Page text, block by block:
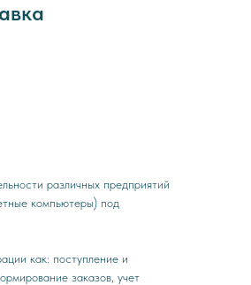
различных предприятий
компьютеры) под
как: поступление и
заказов, учет